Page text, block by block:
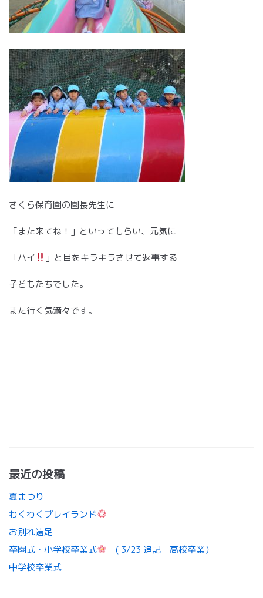
さくら保育園の園長先生に
「また来てね！」といってもらい、元気に
「ハイ 」と目をキラキラさせて返事する
子どもたちでした。
また行く気満々です。
最近の投稿
夏まつり
わくわくプレイランド
お別れ遠足
卒園式・小学校卒業式
( 3/23 追記 高校卒業）
中学校卒業式